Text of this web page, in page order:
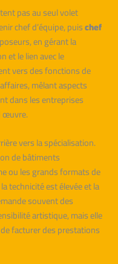
pas au seul volet
chef d’équipe, puischef
en gérant la
et le lien avec le
vers des fonctions de
mêlant aspects
dans les entreprises
œuvre.
vers la spécialisation.
de bâtiments
ou les grands formats de
technicité est élevée et la
souvent des
artistique, mais elle
facturer des prestations